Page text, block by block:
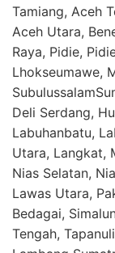
Tamiang, Aceh
Aceh Utara,
Raya, Pidie,
Lhokseumawe,
Deli Serdang,
Labuhanbatu,
Utara, Langkat,
Nias Selatan,
Lawas Utara,
Bedagai,
Tengah,